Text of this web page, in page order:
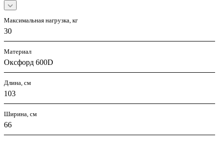
Максимальная нагрузка, кг
30
Материал
Оксфорд 600D
Длина, см
103
Ширина, см
66